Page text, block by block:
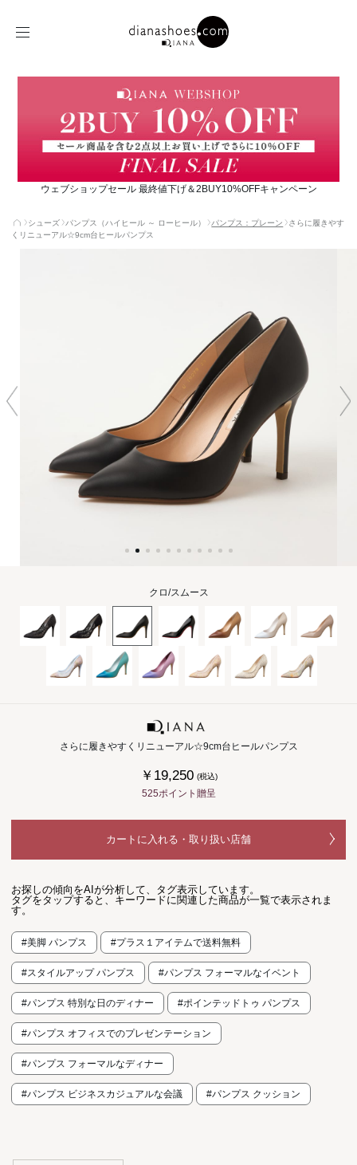
ウェブショップセール 最終値下げ＆2BUY10%OFFキャンペーン
シューズ パンプス（ハイヒール ～ ローヒール） パンプス：プレーン
さらに履きやす
くリニューアル☆9cm台ヒールパンプス
クロ/スムース
さらに履きやすくリニューアル☆9cm台ヒールパンプス
￥19,250 (税込)
525ポイント贈呈
カートに入れる・取り扱い店舗
お探しの傾向をAIが分析して、タグ表示しています。
タグをタップすると、キーワードに関連した商品が一覧で表示されま
す。
#美脚 パンプス #プラス１アイテムで送料無料
#スタイルアップ パンプス #パンプス フォーマルなイベント
#パンプス 特別な日のディナー #ポインテッドトゥ パンプス
#パンプス オフィスでのプレゼンテーション
#パンプス フォーマルなディナー
#パンプス ビジネスカジュアルな会議 #パンプス クッション